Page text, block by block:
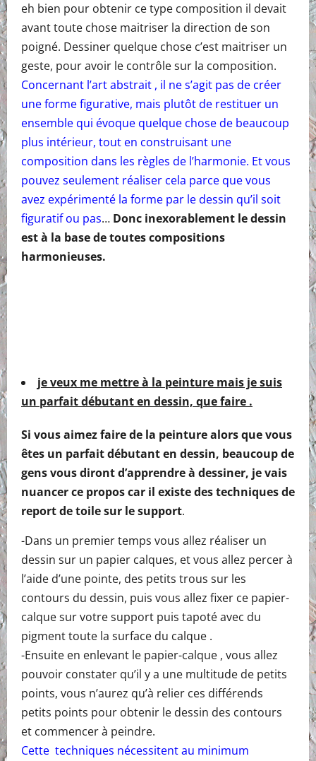
eh bien pour obtenir ce type composition il devait
avant toute chose maitriser la direction de son
poigné. Dessiner quelque chose c’est maitriser un
geste, pour avoir le contrôle sur la composition.
Concernant l’art abstrait , il ne s’agit pas de créer
une forme figurative, mais plutôt de restituer un
ensemble qui évoque quelque chose de beaucoup
plus intérieur, tout en construisant une
composition dans les règles de l’harmonie. Et vous
pouvez seulement réaliser cela parce que vous
avez expérimenté la forme par le dessin qu’il soit
figuratif ou pas… Donc inexorablement le dessin
est à la base de toutes compositions
harmonieuses.
je veux me mettre à la peinture mais je suis
un parfait débutant en dessin, que faire .
Si vous aimez faire de la peinture alors que vous
êtes un parfait débutant en dessin, beaucoup de
gens vous diront d’apprendre à dessiner, je vais
nuancer ce propos car il existe des techniques de
report de toile sur le support.
-Dans un premier temps vous allez réaliser un
dessin sur un papier calques, et vous allez percer à
l’aide d’une pointe, des petits trous sur les
contours du dessin, puis vous allez fixer ce papier-
calque sur votre support puis tapoté avec du
pigment toute la surface du calque .
-Ensuite en enlevant le papier-calque , vous allez
pouvoir constater qu’il y a une multitude de petits
points, vous n’aurez qu’à relier ces différends
petits points pour obtenir le dessin des contours
et commencer à peindre.
Cette techniques nécessitent au minimum